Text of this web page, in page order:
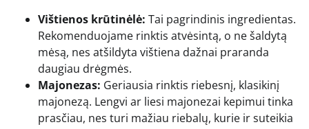
Vištienos krūtinėlė: Tai pagrindinis ingredientas.
Rekomenduojame rinktis atvėsintą, o ne šaldytą
mėsą, nes atšildyta vištiena dažnai praranda
daugiau drėgmės.
Majonezas: Geriausia rinktis riebesnį, klasikinį
majonezą. Lengvi ar liesi majonezai kepimui tinka
prasčiau, nes turi mažiau riebalų, kurie ir suteikia